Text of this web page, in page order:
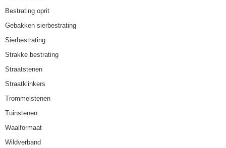
Bestrating oprit
Gebakken sierbestrating
Sierbestrating
Strakke bestrating
Straatstenen
Straatklinkers
Trommelstenen
Tuinstenen
Waalformaat
Wildverband